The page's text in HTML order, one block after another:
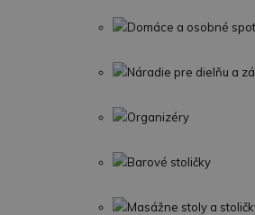
Domáce a osobné
Náradie pre dielňu a
Organizéry
Barové stoličky
Masážne stoly a